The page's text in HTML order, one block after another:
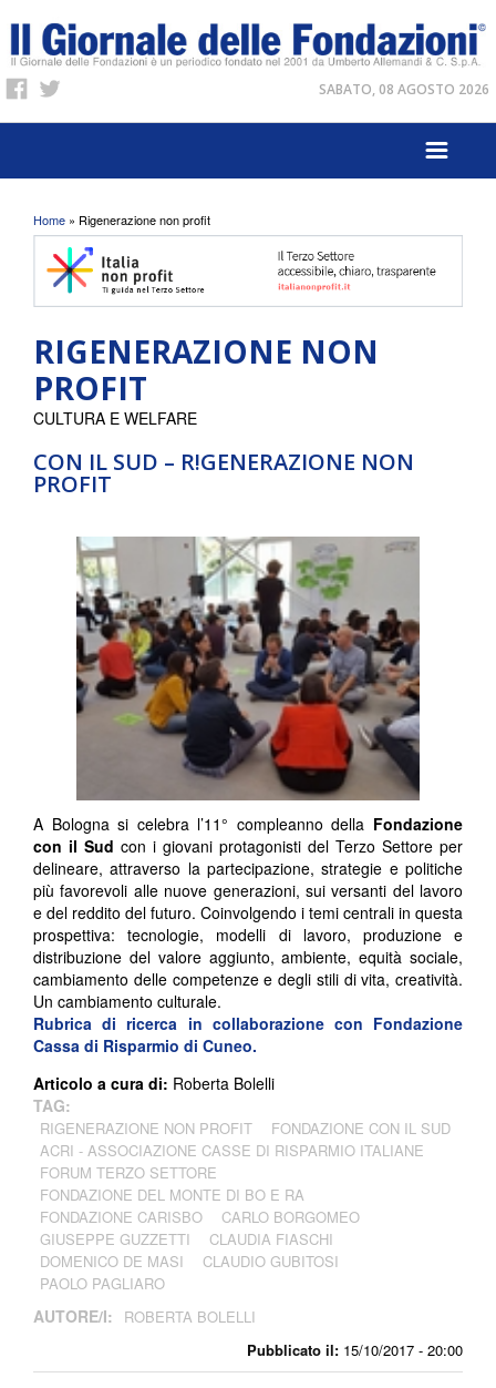
SABATO, 08 AGOSTO 2026
Tu sei qui
Home » Rigenerazione non profit
RIGENERAZIONE NON
PROFIT
CON IL SUD – R!GENERAZIONE NON
PROFIT
Pubblicato il: 15/10/2017 - 20:00
CULTURA E WELFARE
A Bologna si celebra l’11° compleanno della Fondazione
con il Sud con i giovani protagonisti del Terzo Settore per
delineare, attraverso la partecipazione, strategie e politiche
più favorevoli alle nuove generazioni, sui versanti del lavoro
e del reddito del futuro. Coinvolgendo i temi centrali in questa
prospettiva: tecnologie, modelli di lavoro, produzione e
distribuzione del valore aggiunto, ambiente, equità sociale,
cambiamento delle competenze e degli stili di vita, creatività.
Un cambiamento culturale.
Rubrica di ricerca in collaborazione con Fondazione
Cassa di Risparmio di Cuneo.
Articolo a cura di: Roberta Bolelli
TAG:
RIGENERAZIONE NON PROFIT
FONDAZIONE CON IL SUD
ACRI - ASSOCIAZIONE CASSE DI RISPARMIO ITALIANE
FORUM TERZO SETTORE
FONDAZIONE DEL MONTE DI BO E RA
FONDAZIONE CARISBO
CARLO BORGOMEO
GIUSEPPE GUZZETTI
CLAUDIA FIASCHI
DOMENICO DE MASI
CLAUDIO GUBITOSI
PAOLO PAGLIARO
AUTORE/I: ROBERTA BOLELLI